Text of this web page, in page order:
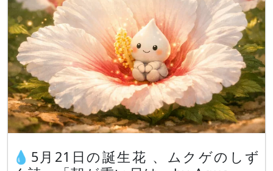
💧5月21日の誕生花 、ムクゲのしず